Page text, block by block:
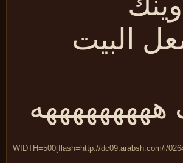
البيت
[flash=http://dc09.arabsh.com/i/02648/kcecgek5v3yo.swf]WIDTH=500